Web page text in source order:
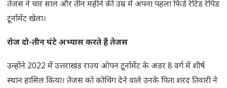
तेजस ने चार साल और तीन महीने की उम्र में अपना पहला फिडे रेटिड रेपिड
टूर्नामेंट खेला।
रोज दो-तीन घंटे अभ्यास करते हैं तेजस
उन्होंने 2022 में उत्तराखंड राज्य ओपन टूर्नामेंट के अंडर 8 वर्ग में शीर्ष
स्थान हासिल किया। तेजस को कोचिंग देने वाले उनके पिता शरद तिवारी ने